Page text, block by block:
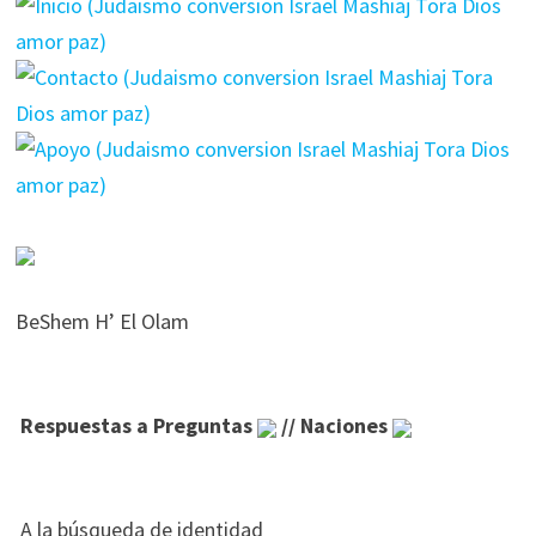
BeShem H’ El Olam
Respuestas a Preguntas // Naciones
A la búsqueda de identidad